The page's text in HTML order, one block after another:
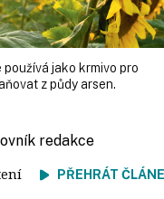
jako krmivo pro
z půdy arsen.
redakce
PŘEHRÁT